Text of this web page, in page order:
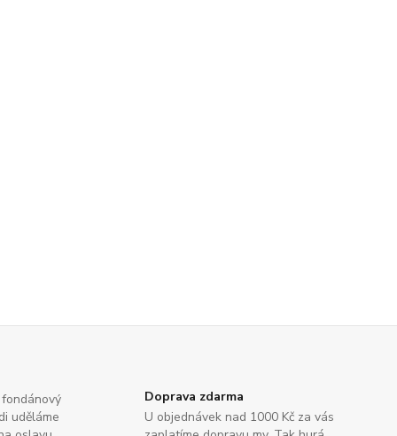
uděláme
Doprava zdarma
U objednávek nad 1000 Kč za vás